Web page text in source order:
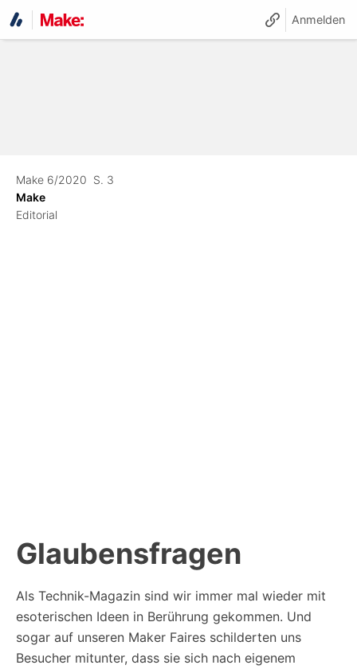
Anmelden
Make 6/2020 S. 3
Make
Editorial
Glaubensfragen
Als Technik-Magazin sind wir immer mal wieder mit
esoterischen Ideen in Berührung gekommen. Und
sogar auf unseren Maker Faires schilderten uns
Besucher mitunter, dass sie sich nach eigenem